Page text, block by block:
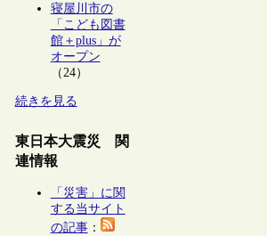
寝屋川市の
「こども図書
館＋plus」が
オープン
（24）
続きを見る
東日本大震災 関
連情報
「災害」に関
する当サイト
の記事：